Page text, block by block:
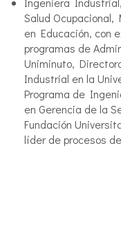
Salud
en Educación, con
programas de
Uniminuto,
Industrial en la
Programa de
en Gerencia de la
Fundación
líder de procesos